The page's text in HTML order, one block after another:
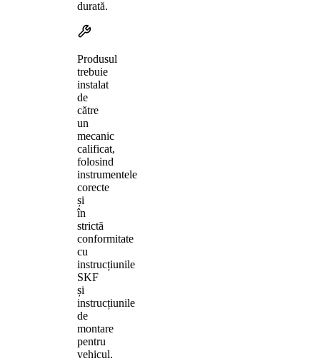
durată.
Produsul
trebuie
instalat
de
către
un
mecanic
calificat,
folosind
instrumentele
corecte
și
în
strictă
conformitate
cu
instrucțiunile
SKF
și
instrucțiunile
de
montare
pentru
vehicul.